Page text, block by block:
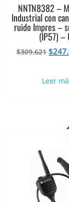
NNTN8382 –
Industrial con
ruido Impres –
(IP57) –
$309.621El
era:
$
Leer